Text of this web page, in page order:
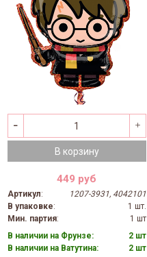
В корзину
449 руб
Артикул:
1207-3931, 4042101
В упаковке:
1 шт.
Мин. партия:
1 шт
В наличии на Фрунзе:
2 шт
В наличии на Ватутина:
2 шт